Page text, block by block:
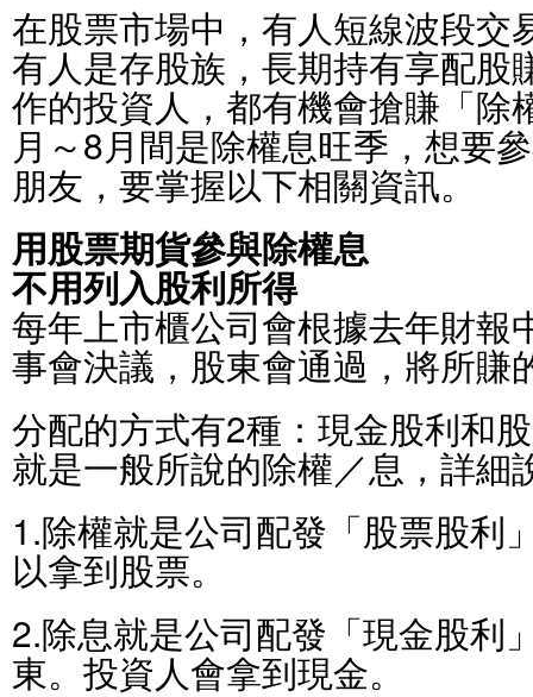
在股票市場中，有人短線波段交
有人是存股族，長期持有享配股
作的投資人，都有機會搶賺「除
月～8月間是除權息旺季，想要
朋友，要掌握以下相關資訊。
用股票期貨參與除權息
不用列入股利所得
每年上市櫃公司會根據去年財報
事會決議，股東會通過，將所賺
分配的方式有2種：現金股利和
就是一般所說的除權／息，詳細
1.除權就是公司配發「股票股利
以拿到股票。
2.除息就是公司配發「現金股利
東。投資人會拿到現金。